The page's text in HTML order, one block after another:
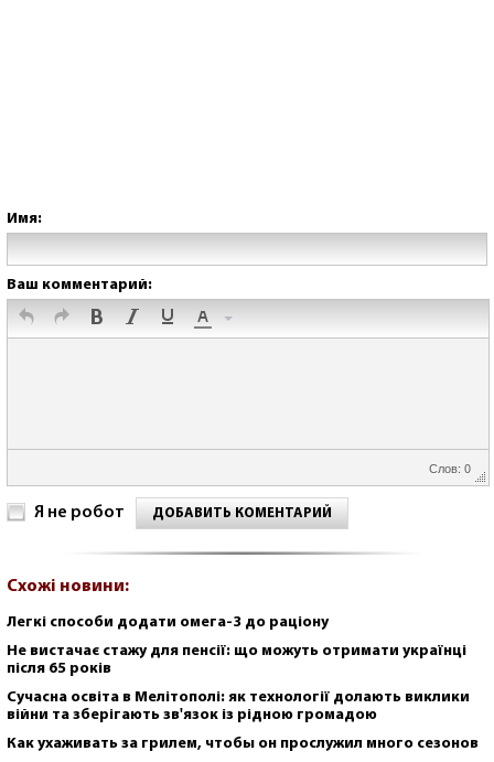
Имя:
Ваш комментарий:
Слов: 0
Я не робот ДОБАВИТЬ КОМЕНТАРИЙ
Схожі новини:
Легкі способи додати омега-3 до раціону
Не вистачає стажу для пенсії: що можуть отримати українці
після 65 років
Сучасна освіта в Мелітополі: як технології долають виклики
війни та зберігають зв'язок із рідною громадою
Как ухаживать за грилем, чтобы он прослужил много сезонов